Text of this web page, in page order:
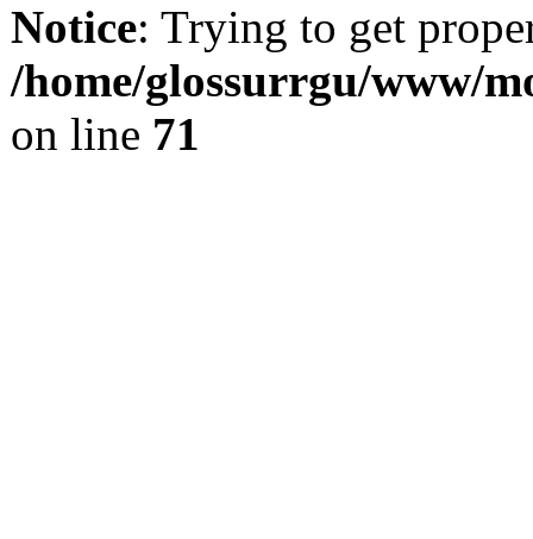
Notice: Trying to get
/home/glossurrgu/www/
on line 71